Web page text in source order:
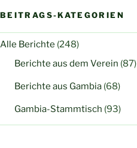
BEITRAGS-KATEGORIEN
Alle Berichte (248)
Berichte aus dem Verein (87)
Berichte aus Gambia (68)
Gambia-Stammtisch (93)